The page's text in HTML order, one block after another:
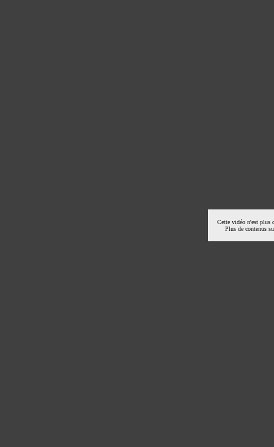
Cette vidéo n'est plus
Plus de contenus